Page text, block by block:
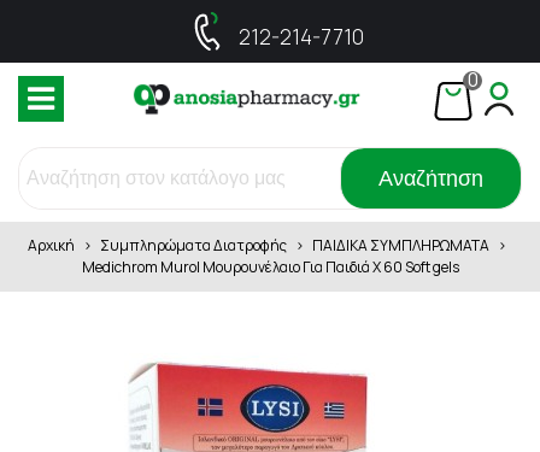
212-214-7710
0
Αναζήτηση
Αρχική > Συμπληρώματα Διατροφής > ΠΑΙΔΙΚΑ ΣΥΜΠΛΗΡΩΜΑΤΑ >
Medichrom Murol Μουρουνέλαιο Για Παιδιά Χ 60 Soft gels